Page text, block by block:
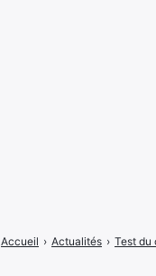
Accueil › Actualités ›